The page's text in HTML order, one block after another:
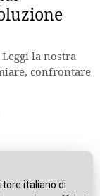
la nostra
confrontare
italiano di